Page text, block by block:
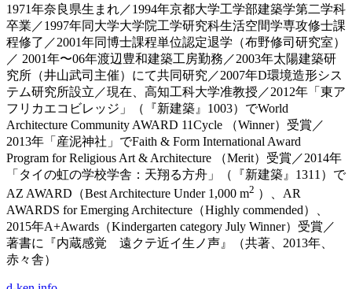
1971年奈良県生まれ／1994年京都大学工学部建築学第二学科
卒業／1997年同大学大学院工学研究科生活空間学専攻修士課
程修了／2001年同博士課程単位認定退学（布野修司研究室）
／ 2001年〜06年渡辺豊和建築工房勤務／2003年太陽建築研
究所（井山武司主催）にて共同研究／2007年D環境造形シス
テム研究所設立／現在、高知工科大学准教授／2012年「東ア
フリカエコビレッジ」（『新建築』1003）でWorld
Architecture Community AWARD 11Cycle （Winner）受賞／
2013年「産泥神社」でFaith & Form International Award
Program for Religious Art & Architecture （Merit）受賞／2014年
「タイの虹の学校学舎：天翔る方舟」（『新建築』1311）で
AZ AWARD（Best Architecture Under 1,000 m2 ）、AR
AWARDS for Emerging Architecture（Highly commended）、
2015年A+Awards（Kindergarten category July Winner）受賞／
著書に『内蔵感覚 遠クテ近イ生ノ声』（共著、2013年、
赤々舎）